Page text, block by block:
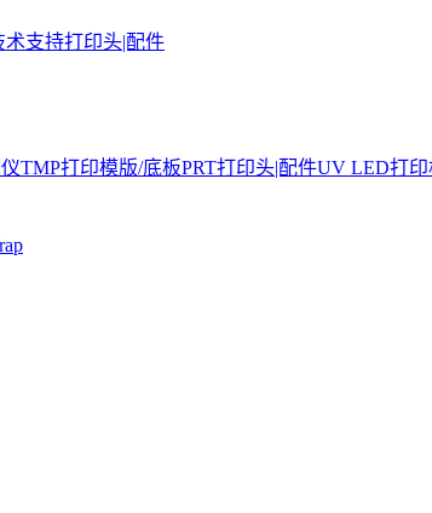
术支持打印头|配件
TMP打印模版/底板PRT打印头|配件UV LED打印